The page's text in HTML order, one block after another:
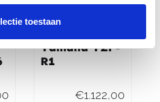
toestaan
Akrapovic slip
Yamaha YZF-
R1
€1.122,00